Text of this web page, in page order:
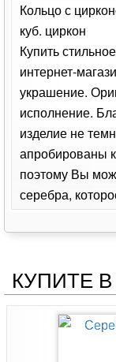
Кольцо с
куб. циркон
Купить
интернет-
украшение.
исполнение.
изделие не
апробированы
поэтому Вы
серебра,
КУПИТЕ